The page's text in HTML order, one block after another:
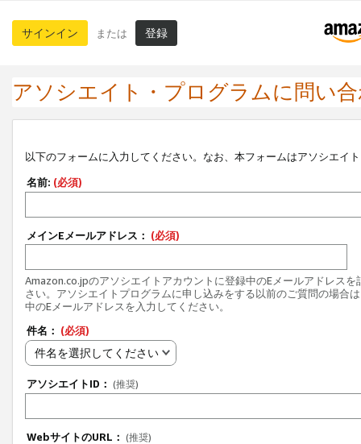
サインイン または 登録
アソシエイト・プログラムに問い
以下のフォームに入力してください。なお、本フォームはアソシエイ
名前: (必須)
メインEメールアドレス： (必須)
Amazon.co.jpのアソシエイトアカウントに登録中のEメールアドレスを
さい。アソシエイトプログラムに申し込みをする以前のご質問の場合
中のEメールアドレスを入力してください。
件名： (必須)
件名を選択してください
アソシエイトID： (推奨)
WebサイトのURL： (推奨)